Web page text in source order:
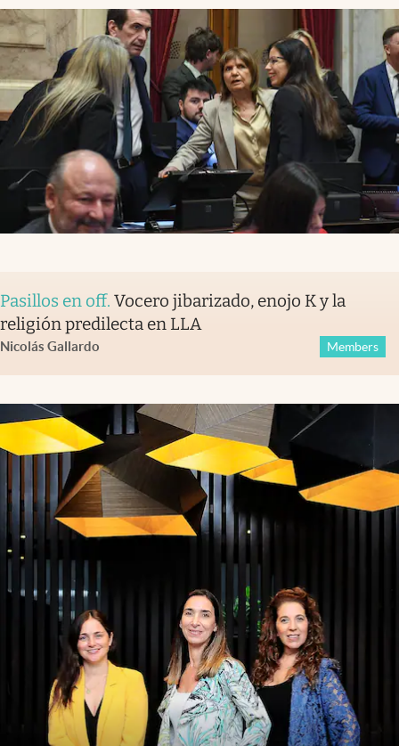
Pasillos en off. Vocero jibarizado, enojo K y la
religión predilecta en LLA
Nicolás Gallardo Members